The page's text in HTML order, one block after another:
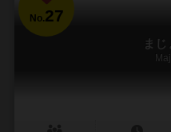
No.27
まじ